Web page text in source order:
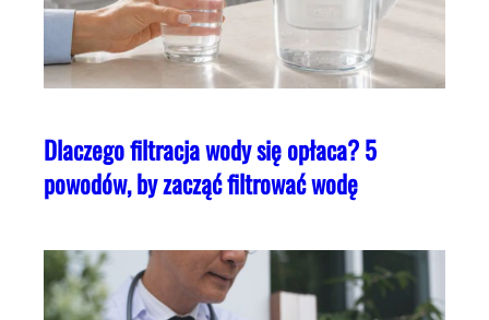
Dlaczego filtracja wody się opłaca? 5
powodów, by zacząć filtrować wodę